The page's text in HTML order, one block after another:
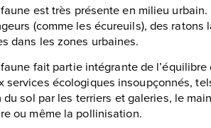
est très présente en milieu
(comme les écureuils), des
dans les zones urbaines.
fait partie intégrante de
services écologiques insoupçonnés,
du sol par les terriers et galeries, le
ou même la pollinisation.